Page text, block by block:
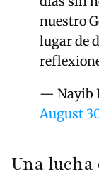
nuestro
lugar de
— Nayib
August
Una lucha